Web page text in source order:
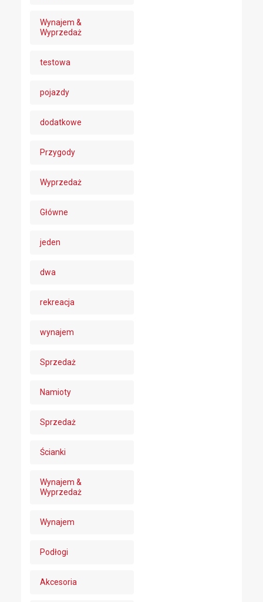
Wynajem &
Wyprzedaż
testowa
pojazdy
dodatkowe
Przygody
Wyprzedaż
Główne
jeden
dwa
rekreacja
wynajem
Sprzedaż
Namioty
Sprzedaż
Ścianki
Wynajem &
Wyprzedaż
Wynajem
Podłogi
Akcesoria